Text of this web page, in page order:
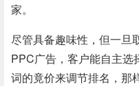
家。
尽管具备趣味性，但一旦
PPC广告，客户能自主选
词的竟价来调节排名，那